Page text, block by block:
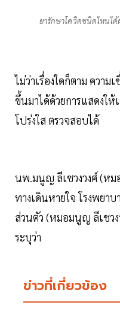
ยารักษาโควิดชนิดไหนไ
ไม่ว่าเรื่องใดก็ตาม ความ
ขึ้นมาได้ด้วยการแสดงใ
โปร่งใส ตรวจสอบได้
นพ.มนูญ ลีเชวงวงศ์ (ห
ทางเดินหายใจ โรงพยา
ส่วนตัว (หมอมนูญ ลีเชวง
ระบุว่า
ข่าวที่เกี่ยวข้อง